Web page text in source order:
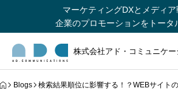
マーケティングDXとメディア
企業のプロモーションをトータ
株式会社アド・コミュニケ
Blogs 検索結果順位に影響する！？WEBサイト